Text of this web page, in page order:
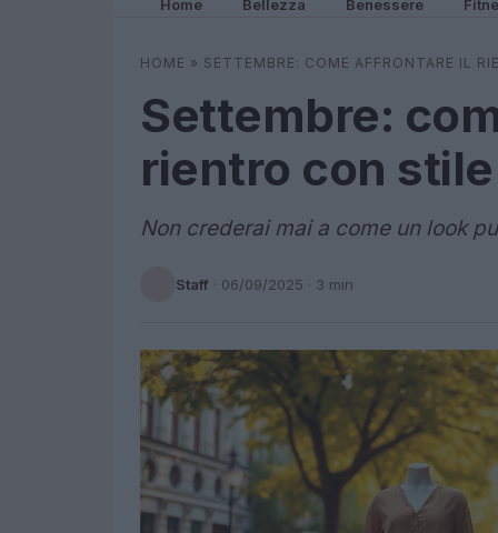
Home Bellezza Benessere
HOME » SETTEMBRE: COME AFFRONTARE IL
Settembre:
rientro con
Non crederai mai a come un look
Staff · 06/09/2025 · 3 min